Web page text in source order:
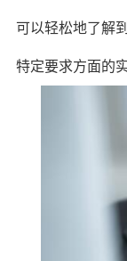
可以轻松地了解
特定要求方面的实